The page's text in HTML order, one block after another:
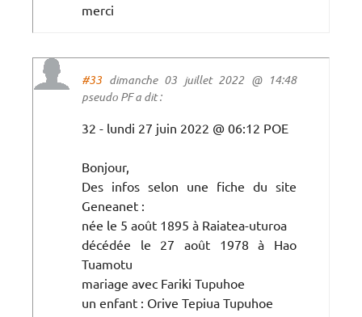
merci
#33 dimanche 03 juillet 2022 @ 14:48
pseudo PF a dit :
32 - lundi 27 juin 2022 @ 06:12 POE
Bonjour,
Des infos selon une fiche du site
Geneanet :
née le 5 août 1895 à Raiatea-uturoa
décédée le 27 août 1978 à Hao
Tuamotu
mariage avec Fariki Tupuhoe
un enfant : Orive Tepiua Tupuhoe